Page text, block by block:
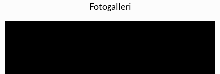
Fotogalleri